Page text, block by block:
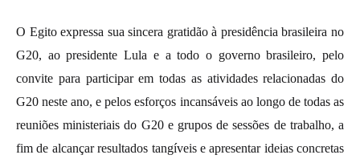
O Egito expressa sua sincera gratidão à presidência brasileira no
G20, ao presidente Lula e a todo o governo brasileiro, pelo
convite para participar em todas as atividades relacionadas do
G20 neste ano, e pelos esforços incansáveis ​​ao longo de todas as
reuniões ministeriais do G20 e grupos de sessões de trabalho, a
fim de alcançar resultados tangíveis e apresentar ideias concretas